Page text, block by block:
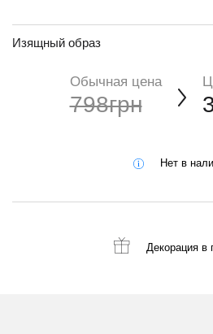
Изящный образ
Обычная цена
798грн
Нет в
Декорация в